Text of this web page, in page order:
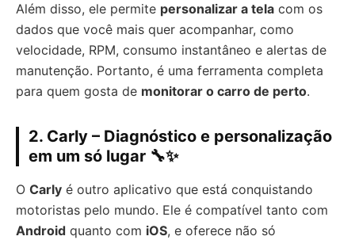
Além disso, ele permite personalizar a tela com os
dados que você mais quer acompanhar, como
velocidade, RPM, consumo instantâneo e alertas de
manutenção. Portanto, é uma ferramenta completa
para quem gosta de monitorar o carro de perto.
2. Carly – Diagnóstico e personalização
em um só lugar 🔧✨
O Carly é outro aplicativo que está conquistando
motoristas pelo mundo. Ele é compatível tanto com
Android quanto com iOS, e oferece não só